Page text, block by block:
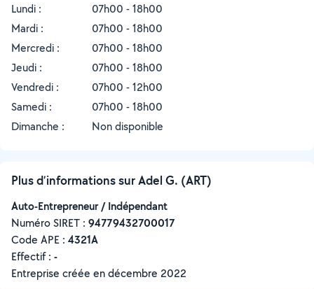
Lundi :
07h00 - 18h00
Mardi :
07h00 - 18h00
Mercredi :
07h00 - 18h00
Jeudi :
07h00 - 18h00
Vendredi :
07h00 - 12h00
Samedi :
07h00 - 18h00
Dimanche :
Non disponible
Plus d’informations sur Adel G. (ART)
Auto-Entrepreneur / Indépendant
Numéro SIRET : ‍94779432700017
Code APE : 4321A
Effectif : -
Entreprise créée endécembre 2022